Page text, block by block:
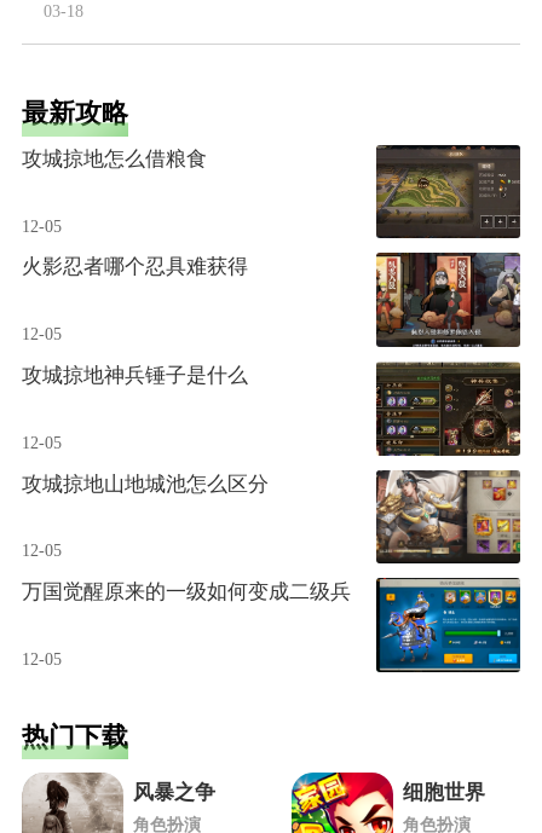
03-18
最新攻略
攻城掠地怎么借粮食
12-05
火影忍者哪个忍具难获得
12-05
攻城掠地神兵锤子是什么
12-05
攻城掠地山地城池怎么区分
12-05
万国觉醒原来的一级如何变成二级兵
12-05
热门下载
风暴之争
角色扮演
细胞世界
角色扮演